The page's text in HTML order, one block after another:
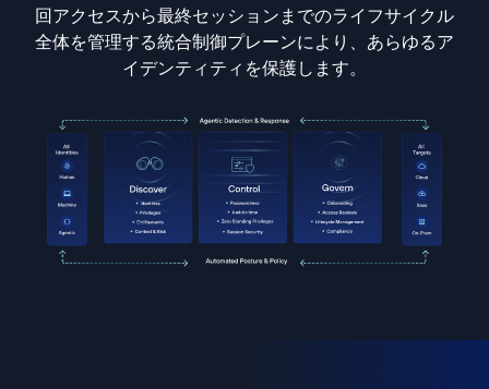
回アクセスから最終セッションまでのライフサイクル
全体を管理する統合制御プレーンにより、あらゆるア
イデンティティを保護します。